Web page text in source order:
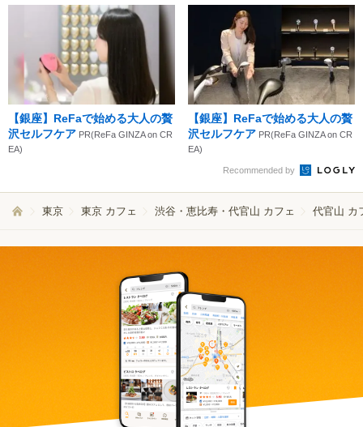
【銀座】ReFaで始める大人の贅
沢セルフケア PR(ReFa GINZA on CR
EA)
【銀座】ReFaで始める大人の贅
沢セルフケア PR(ReFa GINZA on CR
EA)
Recommended by
東京 東京 カフェ 渋谷・恵比寿・代官山 カフェ 代官山 カ